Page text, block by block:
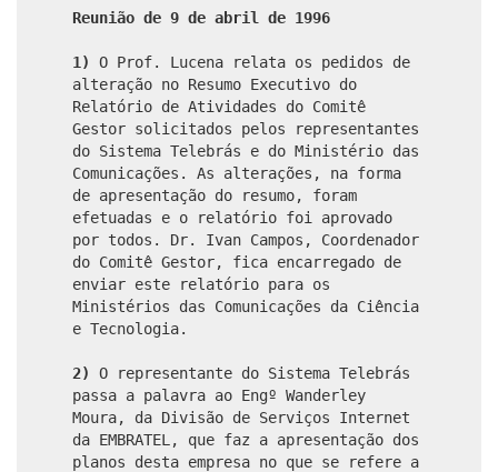
Reunião de 9 de abril de 1996
1)
O Prof. Lucena relata os pedidos de
alteração no Resumo Executivo do
Relatório de Atividades do Comitê
Gestor solicitados pelos representantes
do Sistema Telebrás e do Ministério das
Comunicações. As alterações, na forma
de apresentação do resumo, foram
efetuadas e o relatório foi aprovado
por todos. Dr. Ivan Campos, Coordenador
do Comitê Gestor, fica encarregado de
enviar este relatório para os
Ministérios das Comunicações da Ciência
e Tecnologia.
2)
O representante do Sistema Telebrás
passa a palavra ao Engº Wanderley
Moura, da Divisão de Serviços Internet
da EMBRATEL, que faz a apresentação dos
planos desta empresa no que se refere a